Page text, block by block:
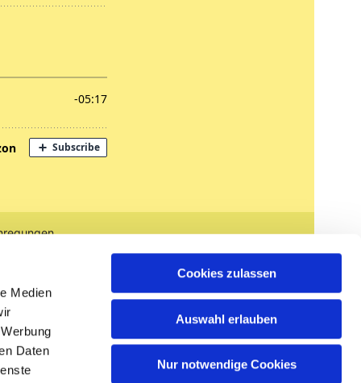
Medien
Daten
Cookies zulassen
Auswahl erlauben
Nur notwendige Cookies